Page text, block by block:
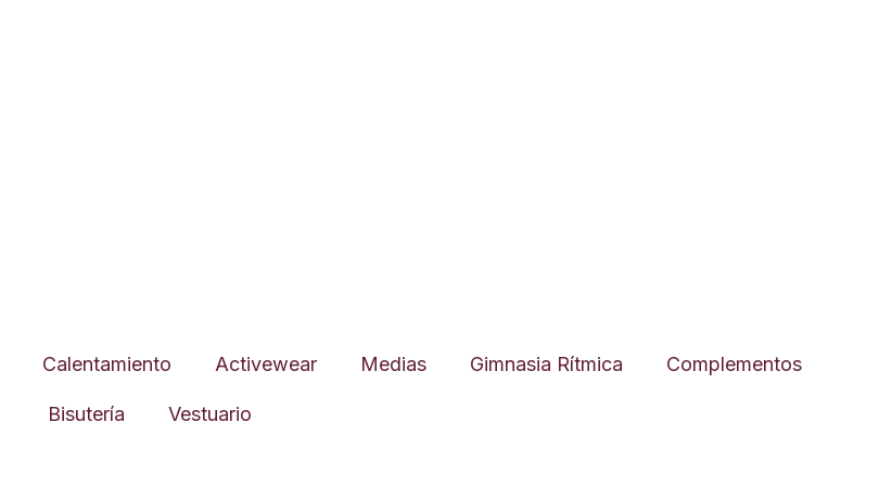
Calentamiento Activewear Medias Gimnasia Rítmica Complementos
Bisutería Vestuario